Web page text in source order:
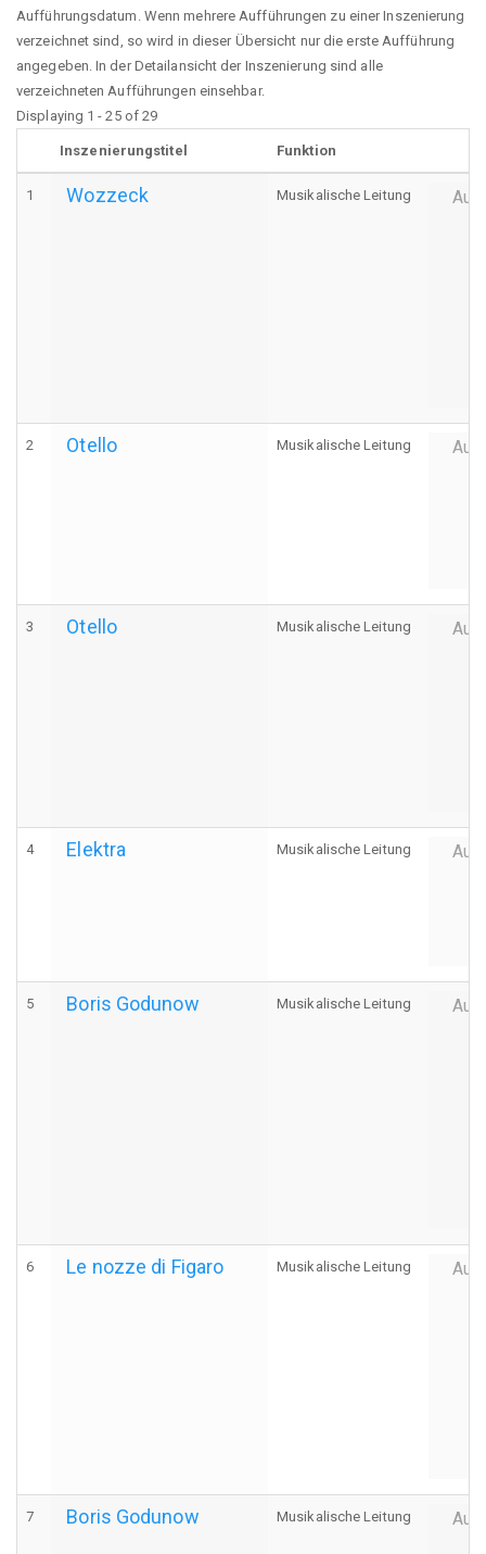
Aufführungsdatum. Wenn mehrere Aufführungen zu einer Inszenierung
verzeichnet sind, so wird in dieser Übersicht nur die erste Aufführung
angegeben. In der Detailansicht der Inszenierung sind alle
verzeichneten Aufführungen einsehbar.
Displaying 1 - 25 of 29
Inszenierungstitel Funktion
1 Wozzeck Musikalische Leitung
2 Otello Musikalische Leitung
3 Otello Musikalische Leitung
4 Elektra Musikalische Leitung
5 Boris Godunow Musikalische Leitung
6 Le nozze di Figaro Musikalische Leitung
7 Boris Godunow Musikalische Leitung